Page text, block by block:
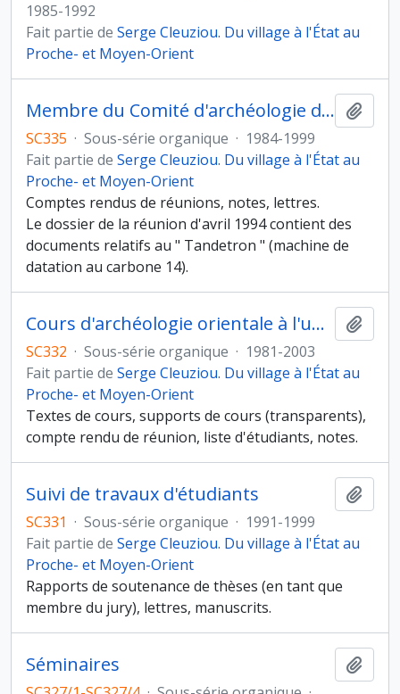
1985-1992
Fait partie de Serge Cleuziou. Du village à l'État au
Proche- et Moyen-Orient
Membre du Comité d'archéologie du CNRS
SC335 · Sous-série organique · 1984-1999
Fait partie de Serge Cleuziou. Du village à l'État au
Proche- et Moyen-Orient
Comptes rendus de réunions, notes, lettres.
Le dossier de la réunion d'avril 1994 contient des
documents relatifs au " Tandetron " (machine de
datation au carbone 14).
Cours d'archéologie orientale à l'université Paris 1 Panthéon-Sorbonne
SC332 · Sous-série organique · 1981-2003
Fait partie de Serge Cleuziou. Du village à l'État au
Proche- et Moyen-Orient
Textes de cours, supports de cours (transparents),
compte rendu de réunion, liste d'étudiants, notes.
Suivi de travaux d'étudiants
SC331 · Sous-série organique · 1991-1999
Fait partie de Serge Cleuziou. Du village à l'État au
Proche- et Moyen-Orient
Rapports de soutenance de thèses (en tant que
membre du jury), lettres, manuscrits.
Séminaires